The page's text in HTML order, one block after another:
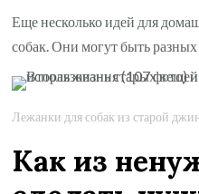
Еще несколько идей для
собак. Они могут быть
Лежанки для собак из старой
Как из